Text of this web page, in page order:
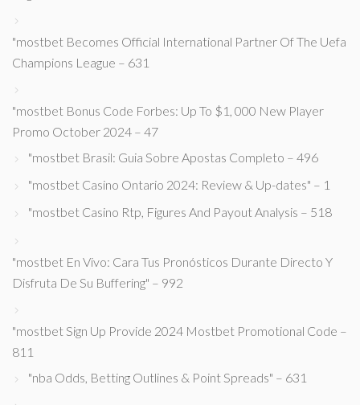
"mostbet Becomes Official International Partner Of The Uefa
Champions League – 631
"mostbet Bonus Code Forbes: Up To $1, 000 New Player
Promo October 2024 – 47
"mostbet Brasil: Guia Sobre Apostas Completo – 496
"mostbet Casino Ontario 2024: Review & Up-dates" – 1
"mostbet Casino Rtp, Figures And Payout Analysis – 518
"mostbet En Vivo: Cara Tus Pronósticos Durante Directo Y
Disfruta De Su Buffering" – 992
"mostbet Sign Up Provide 2024 Mostbet Promotional Code –
811
"nba Odds, Betting Outlines & Point Spreads" – 631